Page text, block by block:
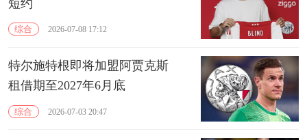
短约
综合 2026-07-08 17:12
特尔施特根即将加盟阿贾克斯
租借期至2027年6月底
综合 2026-07-03 20:47